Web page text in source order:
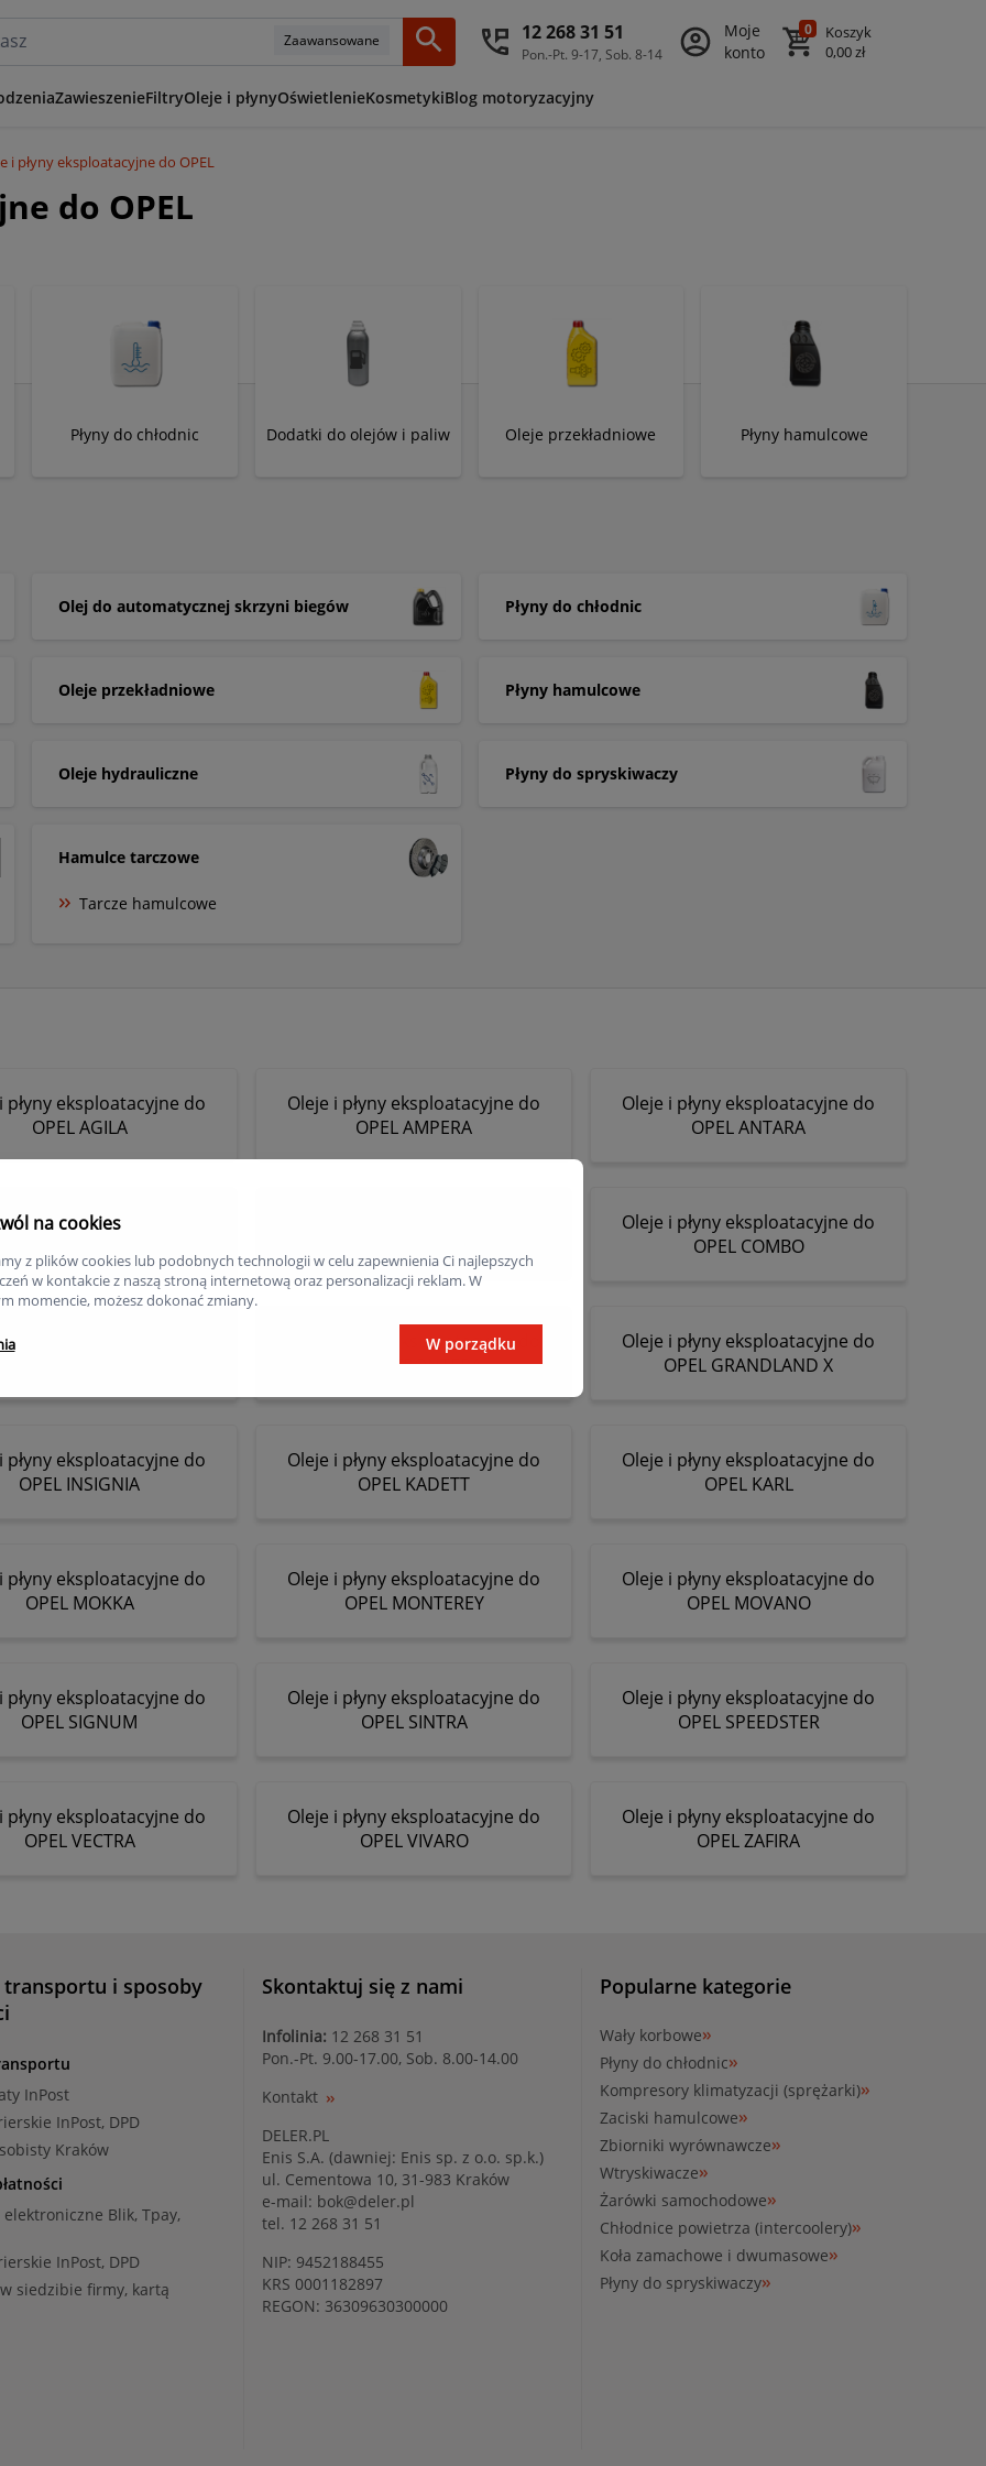
Zaawansowane 12 268 31 51
Pon.-Pt. 9-17, Sob. 8-14
Moje
konto
0
Koszyk
0,00 zł
ZawieszenieFiltryOleje i płynyOświetlenieKosmetykiBlog motoryzacyjny
i płyny eksploatacyjne do OPEL
do OPEL
Płyny do chłodnic Dodatki do olejów i paliw Oleje przekładniowe Płyny hamulcowe
Olej do automatycznej skrzyni biegów Płyny do chłodnic
Oleje przekładniowe Płyny hamulcowe
Oleje hydrauliczne Płyny do spryskiwaczy
Hamulce tarczowe
Tarcze hamulcowe
płyny eksploatacyjne do
OPEL AGILA
Oleje i płyny eksploatacyjne do
OPEL AMPERA
Oleje i płyny eksploatacyjne do
OPEL ANTARA
płyny eksploatacyjne do
Oleje i płyny eksploatacyjne do
OPEL COMBO
płyny eksploatacyjne do
Oleje i płyny eksploatacyjne do
OPEL FRONTERA
Oleje i płyny eksploatacyjne do
OPEL GRANDLAND X
płyny eksploatacyjne do
OPEL INSIGNIA
Oleje i płyny eksploatacyjne do
OPEL KADETT
Oleje i płyny eksploatacyjne do
OPEL KARL
płyny eksploatacyjne do
OPEL MOKKA
Oleje i płyny eksploatacyjne do
OPEL MONTEREY
Oleje i płyny eksploatacyjne do
OPEL MOVANO
płyny eksploatacyjne do
OPEL SIGNUM
Oleje i płyny eksploatacyjne do
OPEL SINTRA
Oleje i płyny eksploatacyjne do
OPEL SPEEDSTER
płyny eksploatacyjne do
OPEL VECTRA
Oleje i płyny eksploatacyjne do
OPEL VIVARO
Oleje i płyny eksploatacyjne do
OPEL ZAFIRA
transportu i sposoby
InPost
InPost, DPD
Kraków
elektroniczne Blik, Tpay,
InPost, DPD
w siedzibie firmy, kartą
Skontaktuj się z nami
Infolinia: 12 268 31 51
Pon.-Pt. 9.00-17.00, Sob. 8.00-14.00
Kontakt
DELER.PL
Enis S.A. (dawniej: Enis sp. z o.o. sp.k.)
ul. Cementowa 10, 31-983 Kraków
e-mail: bok@deler.pl
tel. 12 268 31 51
NIP: 9452188455
KRS 0001182897
REGON: 36309630300000
Popularne kategorie
Wały korbowe
Płyny do chłodnic
Kompresory klimatyzacji (sprężarki)
Zaciski hamulcowe
Zbiorniki wyrównawcze
Wtryskiwacze
Żarówki samochodowe
Chłodnice powietrza (intercoolery)
Koła zamachowe i dwumasowe
Płyny do spryskiwaczy
na cookies
z plików cookies lub podobnych technologii w celu zapewnienia Ci najlepszych
w kontakcie z naszą stroną internetową oraz personalizacji reklam. W
momencie, możesz dokonać zmiany.
W porządku